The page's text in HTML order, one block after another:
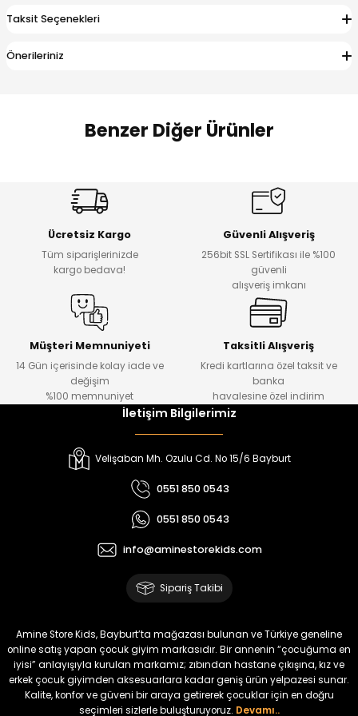
Taksit Seçenekleri
Önerileriniz
Benzer Diğer Ürünler
Dantelya Kız Çocuk Tişört
Puba Unisex Kot 3’lü Takım
Urban Kız Çocuk Süveterli Tunik Gömlek Navi Kız Çocuk Kot Pantolon
₺ 650
Melra Kız Çocuk Kot Pantolon
%15
Tivon Kız Çocuk 3’lü Takım
₺ 2.340
Koren Kız Çocuk ve Bebek Tayt
₺ 320
₺ 250
Yeni
Koren Kız Çocuk ve Bebek Tayt
₺ 320
₺ 250
%22
Koren Kız Çocuk ve Bebek Tayt
%22
Koren Kız Çocuk ve Bebek Tayt
Ücretsiz Kargo
Tüm siparişlerinizde
kargo bedava!
Güvenli Alışveriş
256bit SSL Sertifikası ile %100
güvenli
alışveriş imkanı
Müşteri Memnuniyeti
14 Gün içerisinde kolay iade ve
değişim
%100 memnuniyet
Taksitli Alışveriş
Kredi kartlarına özel taksit ve
banka
havalesine özel indirim
İletişim Bilgilerimiz
Velişaban Mh. Ozulu Cd. No 15/6 Bayburt
0551 850 0543
0551 850 0543
info@aminestorekids.com
Sipariş Takibi
Amine Store Kids, Bayburt’ta mağazası bulunan ve Türkiye geneline
online satış yapan çocuk giyim markasıdır. Bir annenin “çocuğuma en
iyisi” anlayışıyla kurulan markamız; zıbından hastane çıkışına, kız ve
erkek çocuk giyimden aksesuarlara kadar geniş ürün yelpazesi sunar.
Kalite, konfor ve güveni bir araya getirerek çocuklar için en doğru
seçimleri sizlerle buluşturuyoruz. Devamı..
Alt
ve Taç